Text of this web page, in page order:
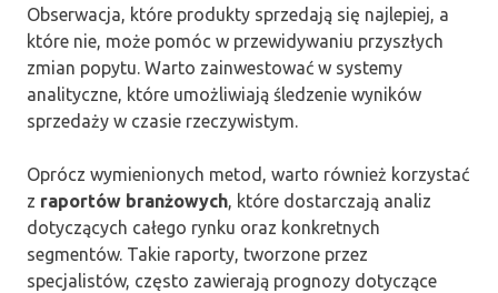
Obserwacja, które produkty sprzedają się najlepiej, a
które nie, może pomóc w przewidywaniu przyszłych
zmian popytu. Warto zainwestować w systemy
analityczne, które umożliwiają śledzenie wyników
sprzedaży w czasie rzeczywistym.
Oprócz wymienionych metod, warto również korzystać
z raportów branżowych, które dostarczają analiz
dotyczących całego rynku oraz konkretnych
segmentów. Takie raporty, tworzone przez
specjalistów, często zawierają prognozy dotyczące